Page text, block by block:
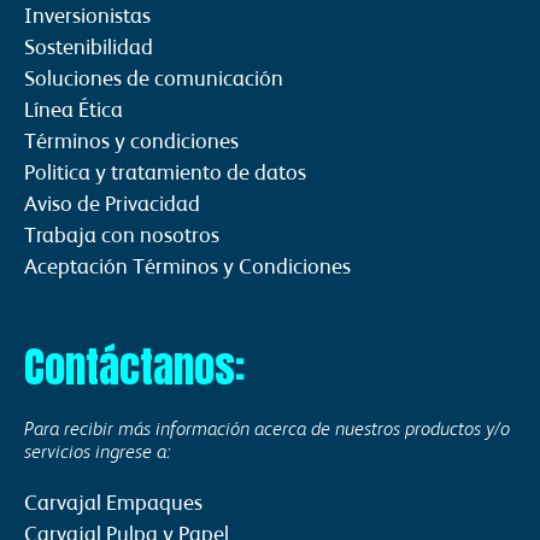
Inversionistas
Sostenibilidad
Soluciones de comunicación
Línea Ética
Términos y condiciones
Politica y tratamiento de datos
Aviso de Privacidad
Trabaja con nosotros
Aceptación Términos y Condiciones
Contáctanos:
Para recibir más información acerca de nuestros productos y/o
servicios ingrese a:
Carvajal Empaques
Carvajal Pulpa y Papel